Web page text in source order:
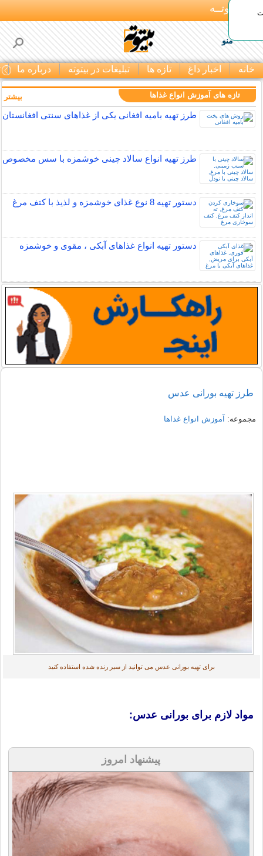
بـیتوتــه
منو
خانه اخبار داغ تازه ها تبلیغات در بیتوته درباره ما
تازه های آموزش انواع غذاها
طرز تهیه بامیه افغانی یکی از غذاهای سنتی افغانستان
طرز تهیه انواع سالاد چینی خوشمزه با سس مخصوص
دستور تهیه 8 نوع غذای خوشمزه و لذیذ با کتف مرغ
دستور تهیه انواع غذاهای آبکی ، مقوی و خوشمزه
بیشتر
طرز تهیه بورانی عدس
مجموعه: آموزش انواع غذاها
برای تهیه بورانی عدس می توانید از سیر رنده شده استفاده کنید
مواد لازم برای بورانی عدس:
پیشنهاد امروز